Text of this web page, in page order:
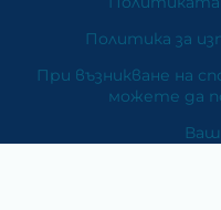
Политика за
При възникване на
можете да